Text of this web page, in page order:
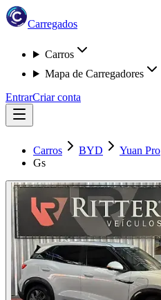
Carregados
Carros
Mapa de Carregadores
EntrarCriar conta
Carros BYD
Yuan Pro
Gs